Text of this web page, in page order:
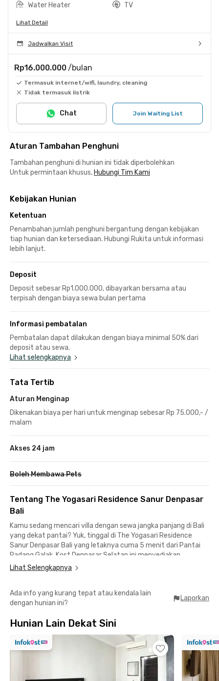
Water Heater
TV
Lihat Detail
Jadwalkan Visit
Rp16.000.000 /bulan
Termasuk internet/wifi, laundry, cleaning
Tidak termasuk listrik
Join Waiting List
Chat
Aturan Tambahan Penghuni
Tambahan penghuni di hunian ini tidak diperbolehkan
Untuk permintaan khusus, Hubungi Tim Kami
Kebijakan Hunian
Ketentuan
Penambahan jumlah penghuni bergantung dengan kebijakan
tiap hunian dan ketersediaan. Hubungi Rukita untuk informasi
lebih lanjut.
Deposit
Deposit sebesar Rp1.000.000, dibayarkan bersama atau
terpisah dengan biaya sewa bulan pertama
Informasi pembatalan
Pembatalan dapat dilakukan dengan biaya minimal 50% dari
deposit atau sewa.
Lihat selengkapnya
Tata Tertib
Aturan Menginap
Dikenakan biaya per hari untuk menginap sebesar Rp 75.000,- /
malam
Akses 24 jam
Boleh Membawa Pets
Tentang The Yogasari Residence Sanur Denpasar
Bali
Kamu sedang mencari villa dengan sewa jangka panjang di Bali
yang dekat pantai? Yuk, tinggal di The Yogasari Residence
Sanur Denpasar Bali yang letaknya cuma 5 menit dari Pantai
Padang Galak. Kost Denpasar Selatan ini menyediakan
beberapa tipe kamar yang semuanya dilengkapi private pool.
Bikin suasana work from Bali para digital nomad makin seru!
Lokasi kost coliving di Bali rasa villa ini strategis ke Jalan
Bypass Ngurah Rai, Jalan Raya Puputan, dan Jalan Profesor Ida
mencapai Bandara Internasional I Gusti Ngurah Rai dalam
waktu 40 menit berkendara dari coliving Bali dengan kolam
renang ini.
Kamu juga nggak perlu pusing soal mengisi perut atau tempat
nongkrong kalau tinggal di coliving Sanur Bali ini. Ada Kopi dari
Lihat Selengkapnya
Ada info yang kurang tepat atau kendala lain
dengan hunian ini?
Laporkan
Hunian Lain Dekat Sini